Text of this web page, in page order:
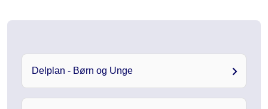
Delplan - Børn og Unge